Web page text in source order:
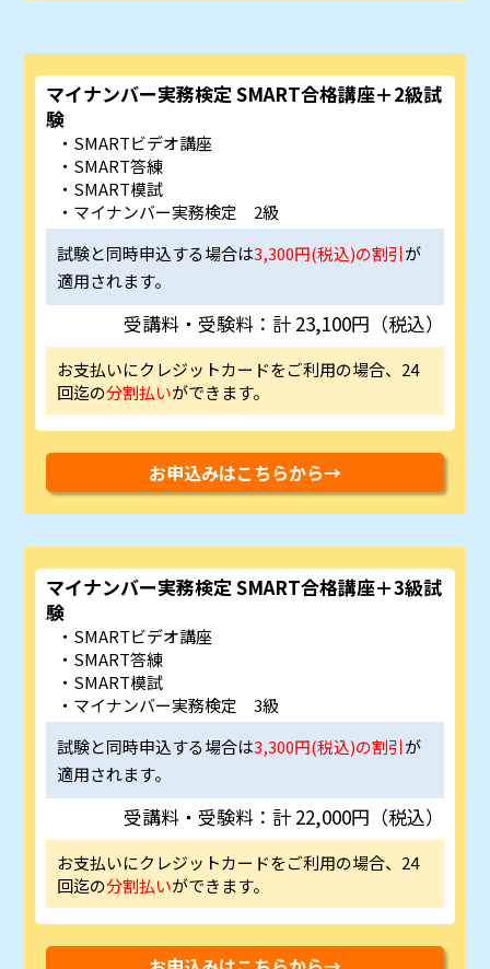
マイナンバー実務検定 SMART合格講座＋2級試
験
SMARTビデオ講座
SMART答練
SMART模試
マイナンバー実務検定 2級
試験と同時申込する場合は3,300円(税込)の割引が
適用されます。
受講料・受験料：計 23,100円（税込）
お支払いにクレジットカードをご利用の場合、24
回迄の分割払いができます。
お申込みはこちらから→
マイナンバー実務検定 SMART合格講座＋3級試
験
SMARTビデオ講座
SMART答練
SMART模試
マイナンバー実務検定 3級
試験と同時申込する場合は3,300円(税込)の割引が
適用されます。
受講料・受験料：計 22,000円（税込）
お支払いにクレジットカードをご利用の場合、24
回迄の分割払いができます。